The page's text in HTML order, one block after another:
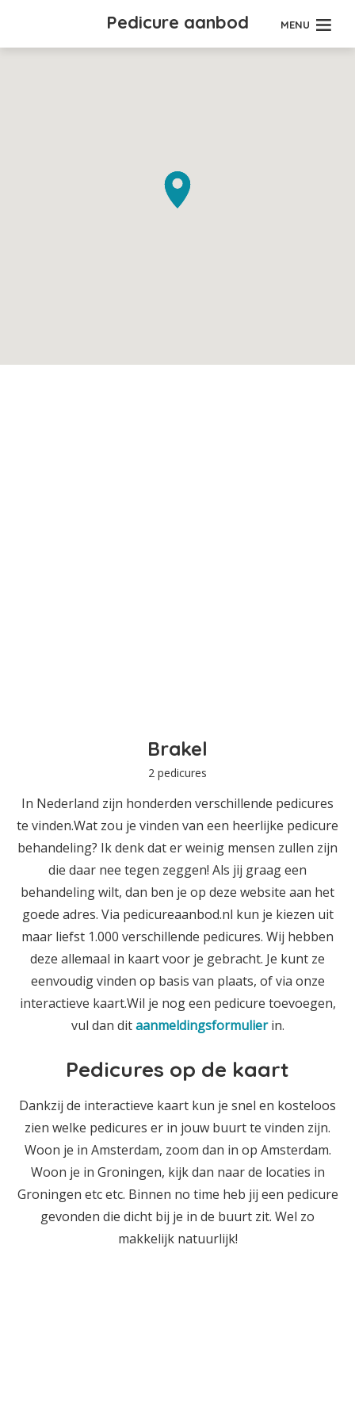
Pedicure aanbod MENU
Brakel
2 pedicures
In Nederland zijn honderden verschillende pedicures
te vinden.Wat zou je vinden van een heerlijke pedicure
behandeling? Ik denk dat er weinig mensen zullen zijn
die daar nee tegen zeggen! Als jij graag een
behandeling wilt, dan ben je op deze website aan het
goede adres. Via pedicureaanbod.nl kun je kiezen uit
maar liefst 1.000 verschillende pedicures. Wij hebben
deze allemaal in kaart voor je gebracht. Je kunt ze
eenvoudig vinden op basis van plaats, of via onze
interactieve kaart.Wil je nog een pedicure toevoegen,
vul dan ditaanmeldingsformulierin.
Pedicures op de kaart
Dankzij de interactieve kaart kun je snel en kosteloos
zien welke pedicures er in jouw buurt te vinden zijn.
Woon je in Amsterdam, zoom dan in op Amsterdam.
Woon je in Groningen, kijk dan naar de locaties in
Groningen etc etc. Binnen no time heb jij een pedicure
gevonden die dicht bij je in de buurt zit. Wel zo
makkelijk natuurlijk!